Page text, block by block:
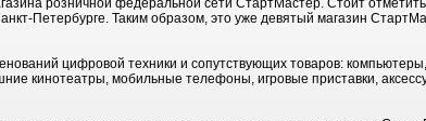
розничной федеральной сети СтартМастер. Стоит отметить,
Петербурге. Таким образом, это уже девятый магазин
цифровой техники и сопутствующих товаров:
кинотеатры, мобильные телефоны, игровые приставки,